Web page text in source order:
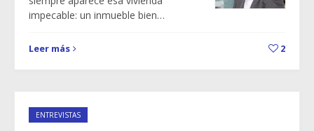
impecable: un inmueble bien…
Leer más 2
ENTREVISTAS